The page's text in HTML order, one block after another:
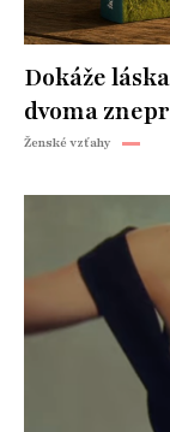
Dokáže
dvoma
Ženské vzťahy